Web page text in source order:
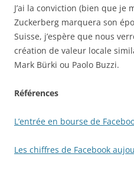
J’ai la conviction (bien que je
Zuckerberg marquera son
Suisse, j’espère que nous
création de valeur locale
Mark Bürki ou Paolo Buzzi.
Références
L’entrée en bourse de
Les chiffres de Facebook